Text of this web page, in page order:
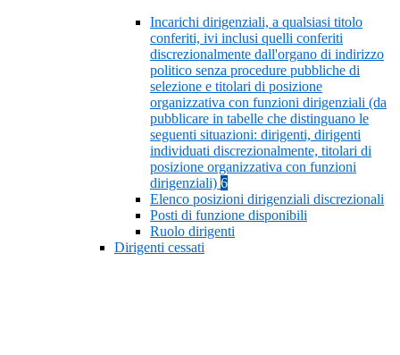
Incarichi dirigenziali, a qualsiasi titolo
conferiti, ivi inclusi quelli conferiti
discrezionalmente dall'organo di indirizzo
politico senza procedure pubbliche di
selezione e titolari di posizione
organizzativa con funzioni dirigenziali (da
pubblicare in tabelle che distinguano le
seguenti situazioni: dirigenti, dirigenti
individuati discrezionalmente, titolari di
posizione organizzativa con funzioni
dirigenziali) 6
Elenco posizioni dirigenziali discrezionali
Posti di funzione disponibili
Ruolo dirigenti
Dirigenti cessati